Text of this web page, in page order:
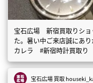
宝石広場 新宿買取りショ
た。暑い中ご来店誠にあ
カレラ #新宿時計買取り
宝石広場 買取